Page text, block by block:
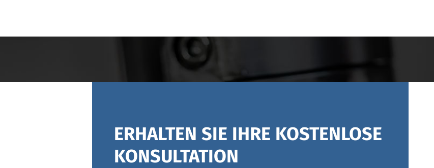
ERHALTEN SIE IHRE KOSTENLOSE
KONSULTATION